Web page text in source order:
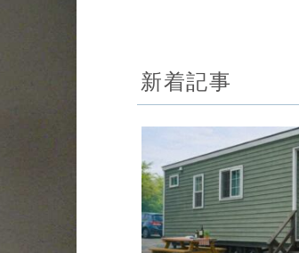
新着記事